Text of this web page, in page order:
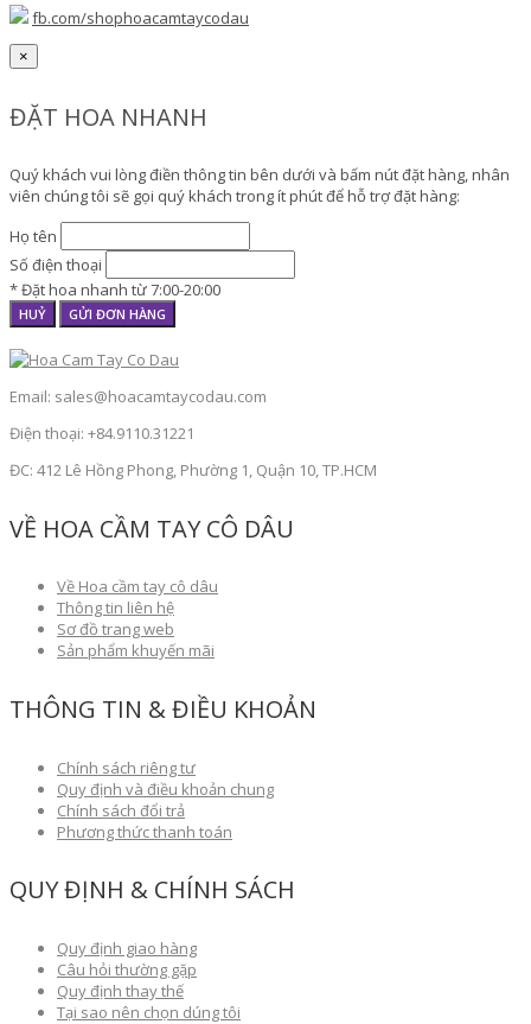
fb.com/shophoacamtaycodau
×
ĐẶT HOA NHANH
Quý khách vui lòng điền thông tin bên dưới và bấm nút đặt hàng, nhân
viên chúng tôi sẽ gọi quý khách trong ít phút để hỗ trợ đặt hàng:
Họ tên
Số điện thoại
* Đặt hoa nhanh từ 7:00-20:00
HUỶ GỬI ĐƠN HÀNG
Email: sales@hoacamtaycodau.com
Điện thoại: +84.9110.31221
ĐC: 412 Lê Hồng Phong, Phường 1, Quận 10, TP.HCM
VỀ HOA CẦM TAY CÔ DÂU
Về Hoa cầm tay cô dâu
Thông tin liên hệ
Sơ đồ trang web
Sản phẩm khuyến mãi
THÔNG TIN & ĐIỀU KHOẢN
Chính sách riêng tư
Quy định và điều khoản chung
Chính sách đổi trả
Phương thức thanh toán
QUY ĐỊNH & CHÍNH SÁCH
Quy định giao hàng
Câu hỏi thường gặp
Quy định thay thế
Tại sao nên chọn dúng tôi